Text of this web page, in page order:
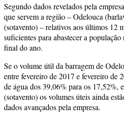
Segundo dados revelados pela
que servem a região – Odelouca
(sotavento) – relativos aos últimos 12
suficientes para abastecer a
final do ano.
Se o volume útil da barragem de
entre fevereiro de 2017 e fevereiro de
de água dos 39,06% para os 17,52%,
(sotavento) os volumes úteis ainda
dados avançados pela empresa.